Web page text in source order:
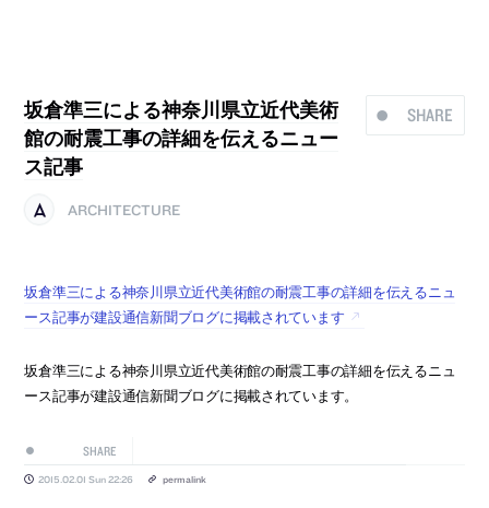
SHARE
坂倉準三による神奈川県立近代美術
館の耐震工事の詳細を伝えるニュー
ス記事
ARCHITECTURE
坂倉準三による神奈川県立近代美術館の耐震工事の詳細を伝えるニュ
ース記事が建設通信新聞ブログに掲載されています
坂倉準三による神奈川県立近代美術館の耐震工事の詳細を伝えるニュ
ース記事が建設通信新聞ブログに掲載されています。
SHARE
2015.02.01 Sun 22:26 permalink